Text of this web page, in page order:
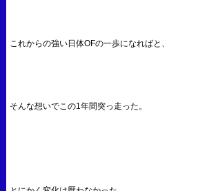
これからの強い日体OFの一歩になればと、
そんな想いでこの1年間突っ走った。